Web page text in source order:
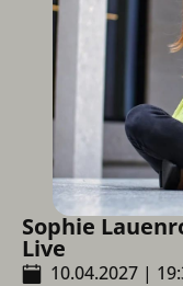
Sophie
Live
10.04.2027 |